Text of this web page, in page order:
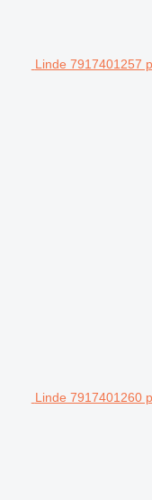
Linde 7917401257
Linde 7917401260